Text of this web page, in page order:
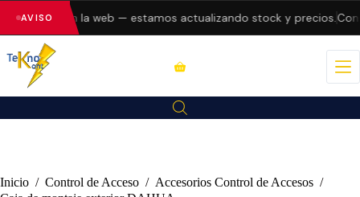
AVISO
errores en la web — estamos actualizando stock y precios.
Inicio / Control de Acceso / Accesorios Control de Accesos /